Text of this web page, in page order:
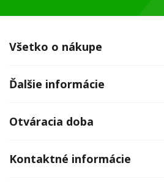
Všetko o nákupe
Ďalšie informácie
Otváracia doba
Kontaktné informácie